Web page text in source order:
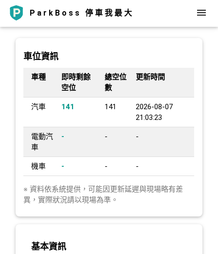
ParkBoss 停車我最大
車位資訊
車種
即時剩餘
空位
總空位
數
更新時間
汽車 141 141
2026-08-07
21:03:23
電動汽
車
- - -
機車 - - -
※ 資料依系統提供，可能因更新延遲與現場略有差
異，實際狀況請以現場為準。
基本資訊